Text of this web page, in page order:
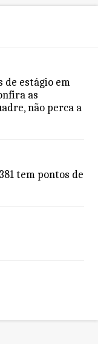
de estágio em
as
não perca a
tem pontos de